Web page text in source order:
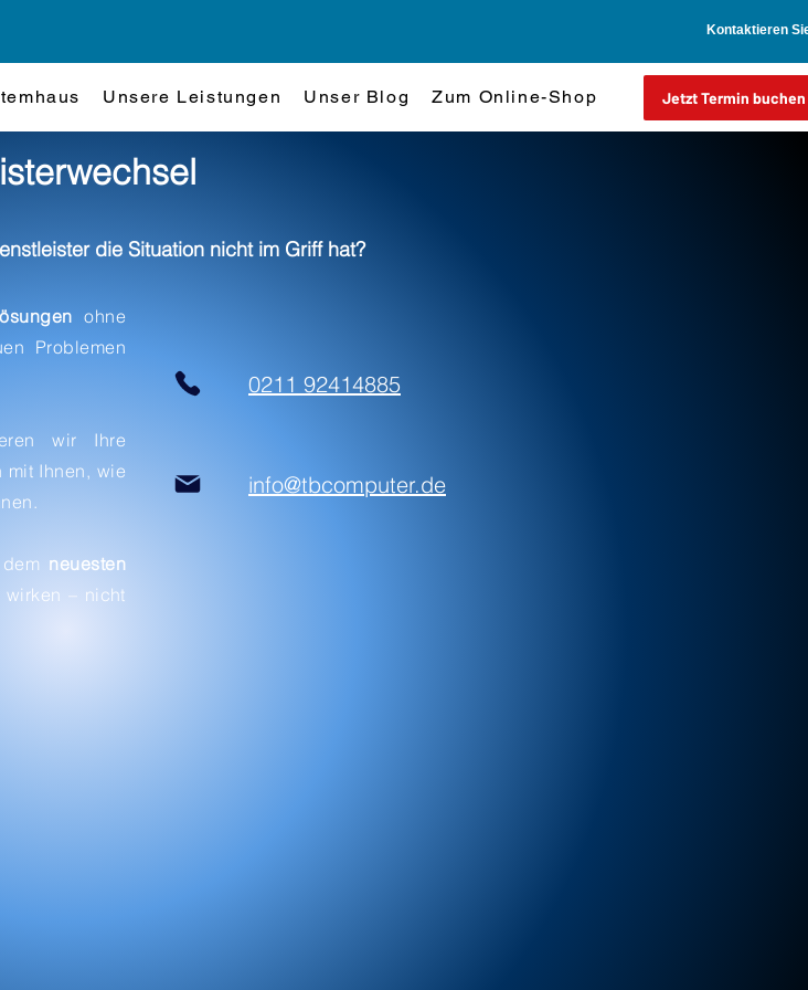
Kontaktieren
Unsere Leistungen Unser Blog Zum Online-Shop Jetzt Termin buchen
die Situation nicht im Griff hat?
ohne
Problemen
wir Ihre
mit Ihnen, wie
neuesten
wirken – nicht
0211 92414885
info@tbcomputer.de